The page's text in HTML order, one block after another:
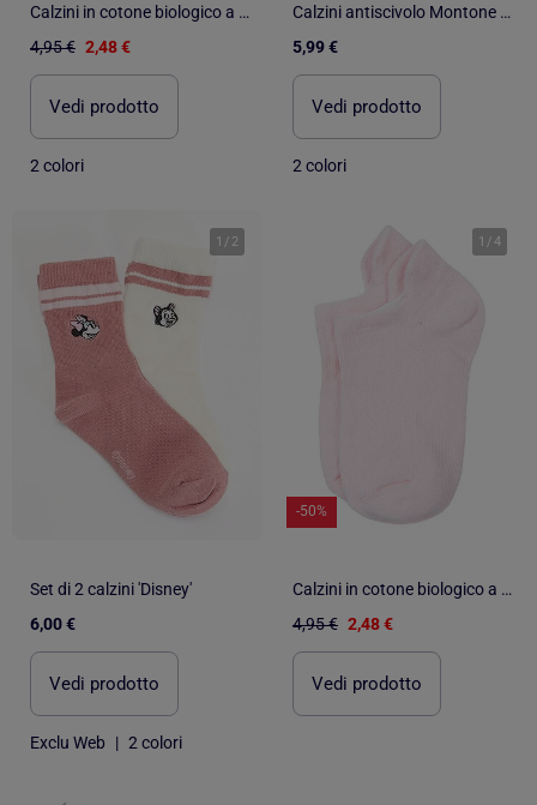
Calzini in cotone biologico a tinta unita | Kitikate
4,95 € 2,48 €
Vedi prodotto
2 colori
Calzini antiscivolo Montone lavorato a maglia di colore bianco bambina Isotoner
5,99 €
Vedi prodotto
2 colori
1 / 2
Set di 2 calzini 'Disney'
6,00 €
Vedi prodotto
Exclu Web | 2 colori
1 /4
-50%
Calzini in cotone biologico a tinta unita | Kitikate
4,95 € 2,48 €
Vedi prodotto